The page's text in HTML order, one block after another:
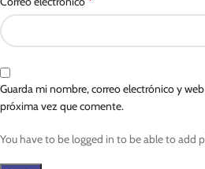
Guarda mi nombre, correo electrónico y
próxima vez que comente.
You have to be logged in to be able to add